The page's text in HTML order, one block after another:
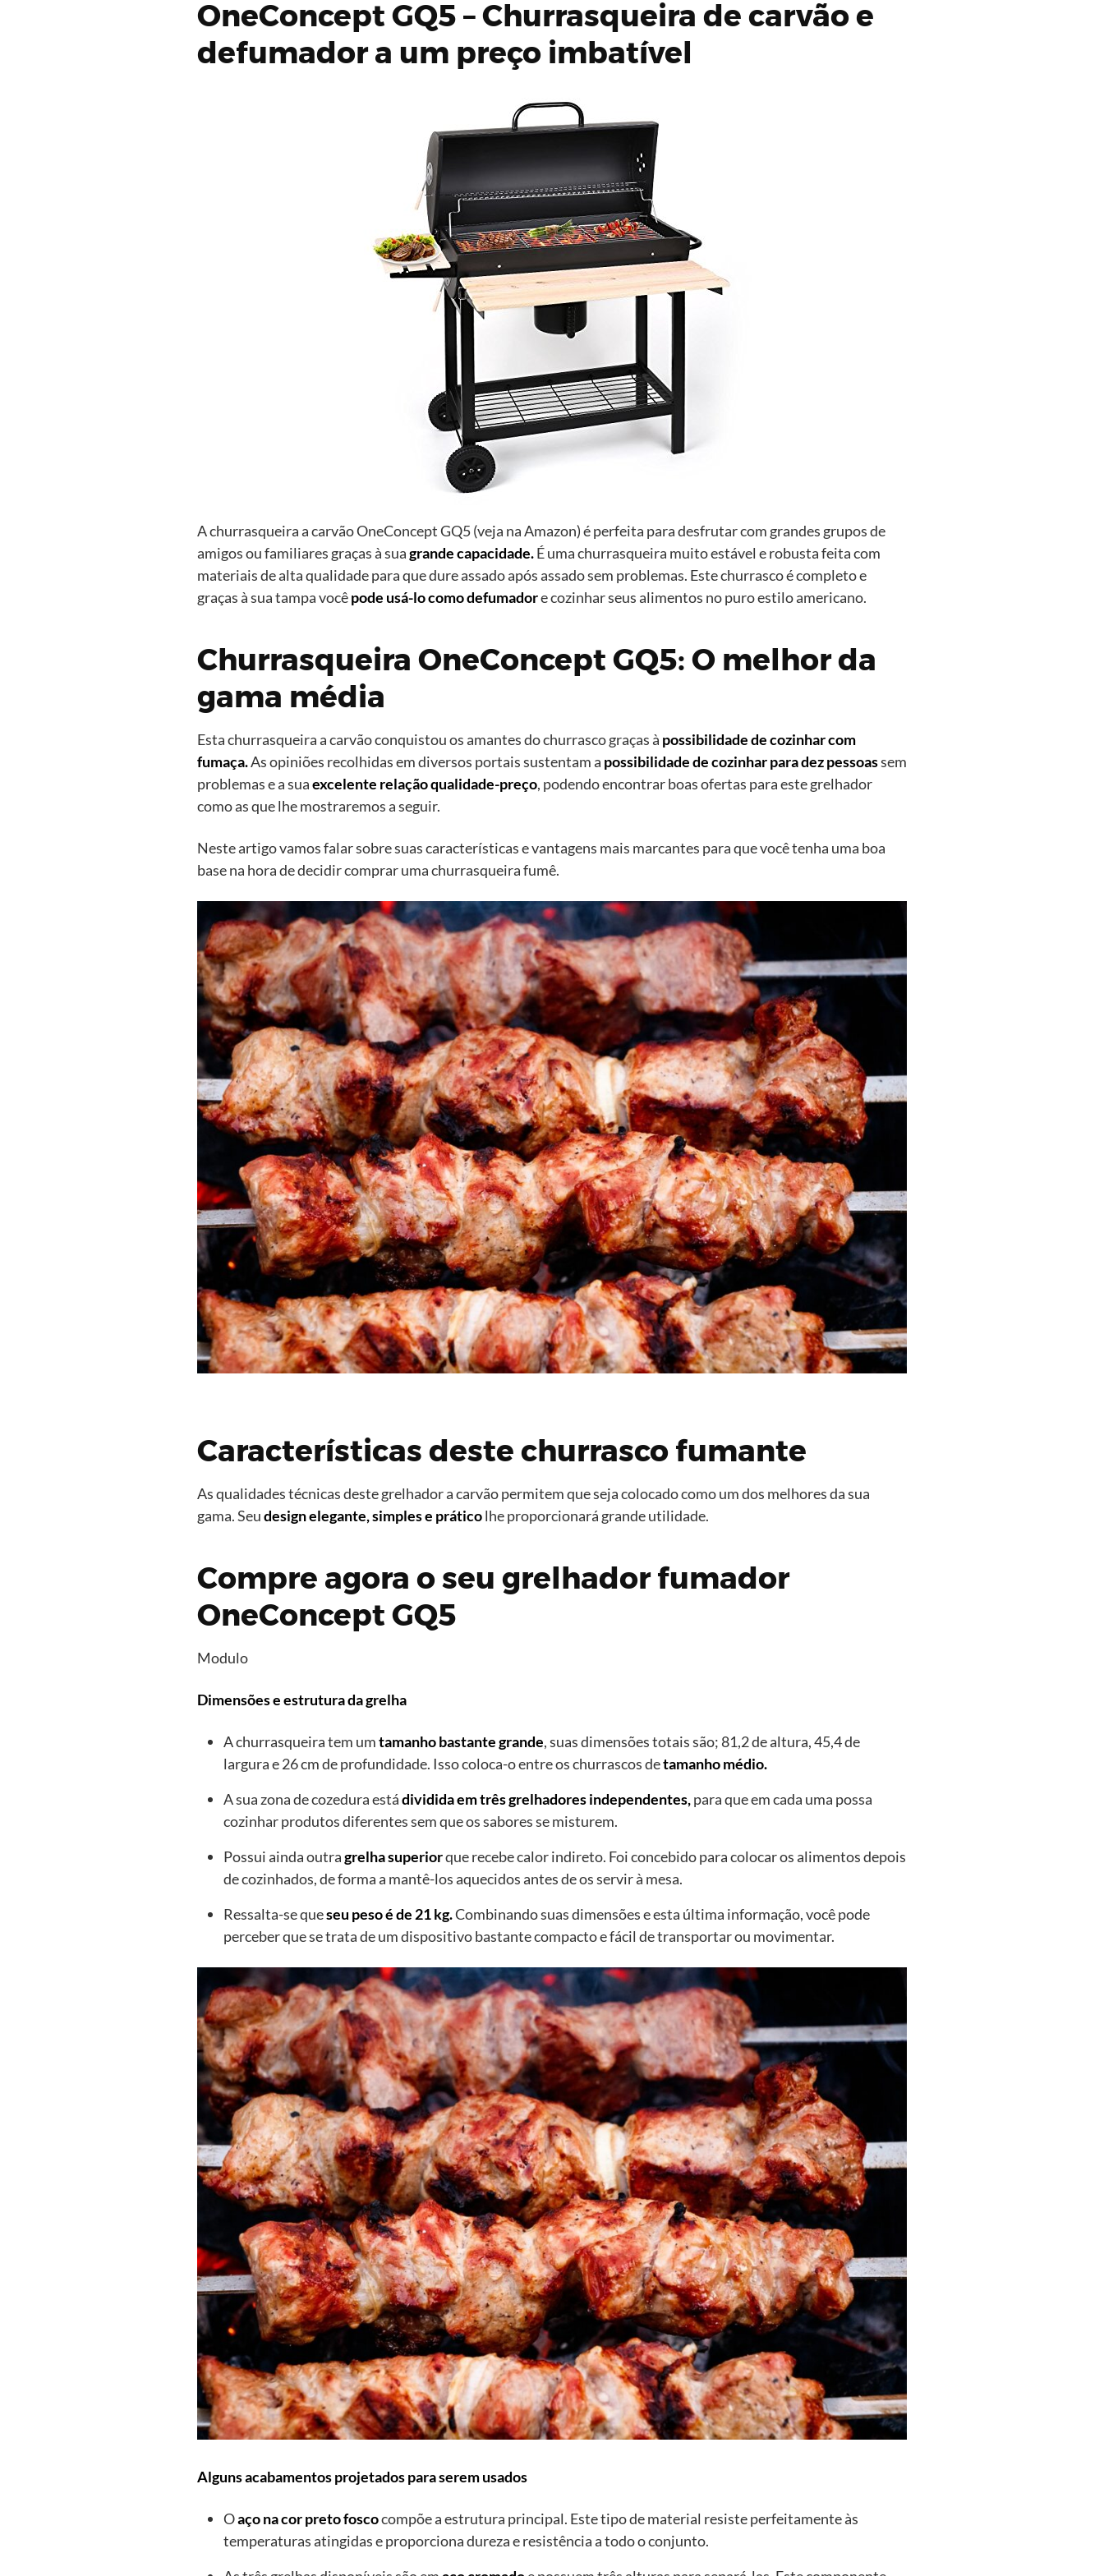
OneConcept GQ5 – Churrasqueira de carvão e
defumador a um preço imbatível
A churrasqueira a carvão OneConcept GQ5 (veja na Amazon) é perfeita para desfrutar com grandes grupos de
amigos ou familiares graças à suagrande capacidade.É uma churrasqueira muito estável e robusta feita com
materiais de alta qualidade para que dure assado após assado sem problemas. Este churrasco é completo e
graças à sua tampa vocêpode usá-lo como defumadore cozinhar seus alimentos no puro estilo americano.
Churrasqueira OneConcept GQ5: O melhor da
gama média
Esta churrasqueira a carvão conquistou os amantes do churrasco graças à possibilidade de cozinhar com
fumaça.As opiniões recolhidas em diversos portais sustentam a possibilidade de cozinhar para dez pessoassem
problemas e a suaexcelente relação qualidade-preço, podendo encontrar boas ofertas para este grelhador
como as que lhe mostraremos a seguir.
Neste artigo vamos falar sobre suas características e vantagens mais marcantes para que você tenha uma boa
base na hora de decidir comprar uma churrasqueira fumê.
Características deste churrasco fumante
As qualidades técnicas deste grelhador a carvão permitem que seja colocado como um dos melhores da sua
gama. Seudesign elegante, simples e práticolhe proporcionará grande utilidade.
Compre agora o seu grelhador fumador
OneConcept GQ5
Modulo
Dimensões e estrutura da grelha
A churrasqueira tem umtamanho bastante grande, suas dimensões totais são; 81,2 de altura, 45,4 de
largura e 26 cm de profundidade. Isso coloca-o entre os churrascos detamanho médio.
A sua zona de cozedura estádividida em três grelhadores independentes,para que em cada uma possa
cozinhar produtos diferentes sem que os sabores se misturem.
Possui ainda outragrelha superiorque recebe calor indireto. Foi concebido para colocar os alimentos depois
de cozinhados, de forma a mantê-los aquecidos antes de os servir à mesa.
Ressalta-se queseu peso é de 21 kg.Combinando suas dimensões e esta última informação, você pode
perceber que se trata de um dispositivo bastante compacto e fácil de transportar ou movimentar.
Alguns acabamentos projetados para serem usados
Oaço na cor preto foscocompõe a estrutura principal. Este tipo de material resiste perfeitamente às
temperaturas atingidas e proporciona dureza e resistência a todo o conjunto.